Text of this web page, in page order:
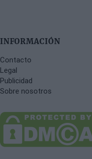
INFORMACIÓN
Contacto
Legal
Publicidad
Sobre nosotros